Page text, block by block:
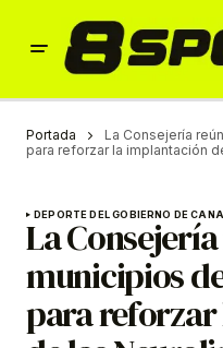
Portada
La Consejería
para reforzar la implantación
DEPORTE DEL GOBIERNO DE
La
municipios
para